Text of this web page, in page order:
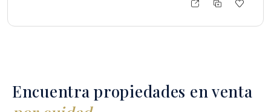
Encuentra propiedades en venta